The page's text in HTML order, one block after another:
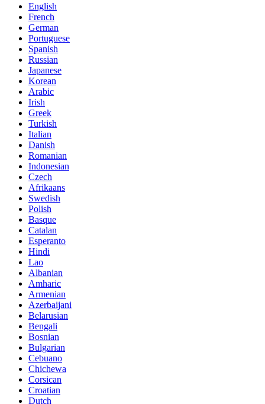
English
French
German
Portuguese
Spanish
Russian
Japanese
Korean
Arabic
Irish
Greek
Turkish
Italian
Danish
Romanian
Indonesian
Czech
Afrikaans
Swedish
Polish
Basque
Catalan
Esperanto
Hindi
Lao
Albanian
Amharic
Armenian
Azerbaijani
Belarusian
Bengali
Bosnian
Bulgarian
Cebuano
Chichewa
Corsican
Croatian
Dutch